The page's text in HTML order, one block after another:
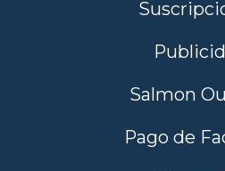
Salmon
Pago de